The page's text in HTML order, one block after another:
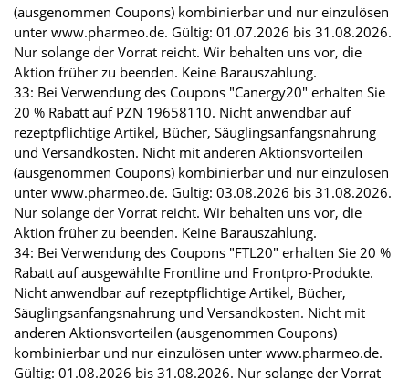
(ausgenommen Coupons) kombinierbar und nur einzulösen
unter www.pharmeo.de. Gültig: 01.07.2026 bis 31.08.2026.
Nur solange der Vorrat reicht. Wir behalten uns vor, die
Aktion früher zu beenden. Keine Barauszahlung.
33: Bei Verwendung des Coupons "Canergy20" erhalten Sie
20 % Rabatt auf PZN 19658110. Nicht anwendbar auf
rezeptpflichtige Artikel, Bücher, Säuglingsanfangsnahrung
und Versandkosten. Nicht mit anderen Aktionsvorteilen
(ausgenommen Coupons) kombinierbar und nur einzulösen
unter www.pharmeo.de. Gültig: 03.08.2026 bis 31.08.2026.
Nur solange der Vorrat reicht. Wir behalten uns vor, die
Aktion früher zu beenden. Keine Barauszahlung.
34: Bei Verwendung des Coupons "FTL20" erhalten Sie 20 %
Rabatt auf ausgewählte Frontline und Frontpro-Produkte.
Nicht anwendbar auf rezeptpflichtige Artikel, Bücher,
Säuglingsanfangsnahrung und Versandkosten. Nicht mit
anderen Aktionsvorteilen (ausgenommen Coupons)
kombinierbar und nur einzulösen unter www.pharmeo.de.
Gültig: 01.08.2026 bis 31.08.2026. Nur solange der Vorrat